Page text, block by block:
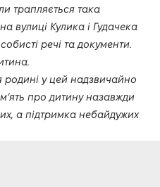
трапляється така
вулиці Кулика і Гудачека
речі та документи.
родині у цей надзвичайно
про дитину назавжди
а підтримка небайдужих